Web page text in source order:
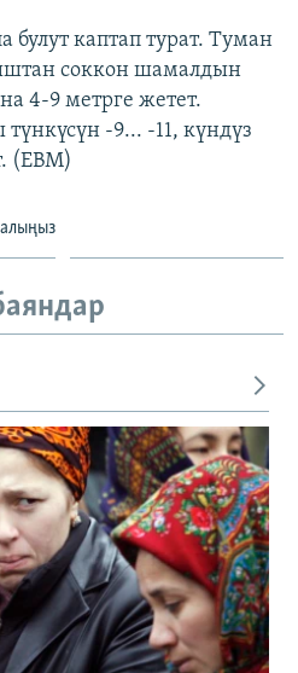
булут каптап турат. Туман
соккон шамалдын
4-9 метрге жетет.
-9... -11, күндүз
(EBM)